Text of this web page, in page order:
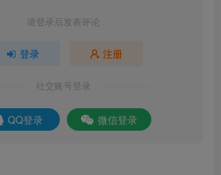
请登录后发表评论
登录 注册
社交账号登录
QQ登录 微信登录